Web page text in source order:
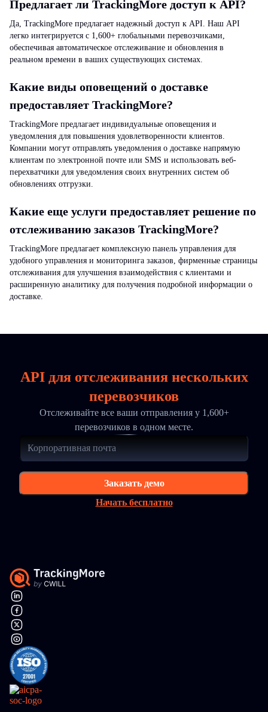
Предлагает ли TrackingMore доступ к API?
Да, TrackingMore предлагает надежный доступ к API. Наш API
легко интегрируется с 1,600+ глобальными перевозчиками,
обеспечивая автоматическое отслеживание и обновления в
реальном времени в ваших существующих системах.
Какие виды оповещений о доставке
предоставляет TrackingMore?
TrackingMore предлагает индивидуальные оповещения и
уведомления для повышения удовлетворенности клиентов.
Компании могут отправлять уведомления о доставке напрямую
клиентам по электронной почте или SMS и использовать веб-
перехватчики для уведомления своих внутренних систем об
обновлениях отгрузки.
Какие еще услуги предоставляет решение по
отслеживанию заказов TrackingMore?
TrackingMore предлагает комплексную панель управления для
удобного управления и мониторинга заказов, фирменные страницы
отслеживания для улучшения взаимодействия с клиентами и
расширенную аналитику для получения подробной информации о
доставке.
API для отслеживания нескольких
перевозчиков
Отслеживайте все ваши отправления у 1,600+
перевозчиков в одном месте.
Заказать демо
Начать бесплатно